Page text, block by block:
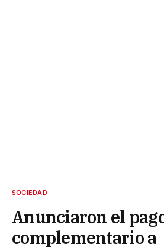
SOCIEDAD
Anunciaron el
complementario a